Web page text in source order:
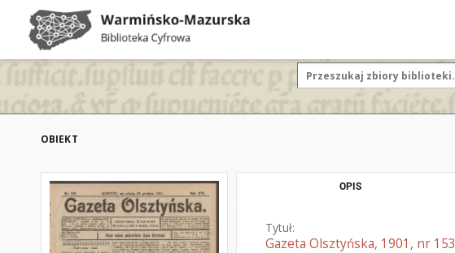
OBIEKT
OPIS
Tytuł:
Gazeta Olsztyńska, 1901, nr 153